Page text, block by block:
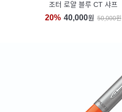
조터 로얄 블루 CT 샤프
20% 40,000원 50,000원